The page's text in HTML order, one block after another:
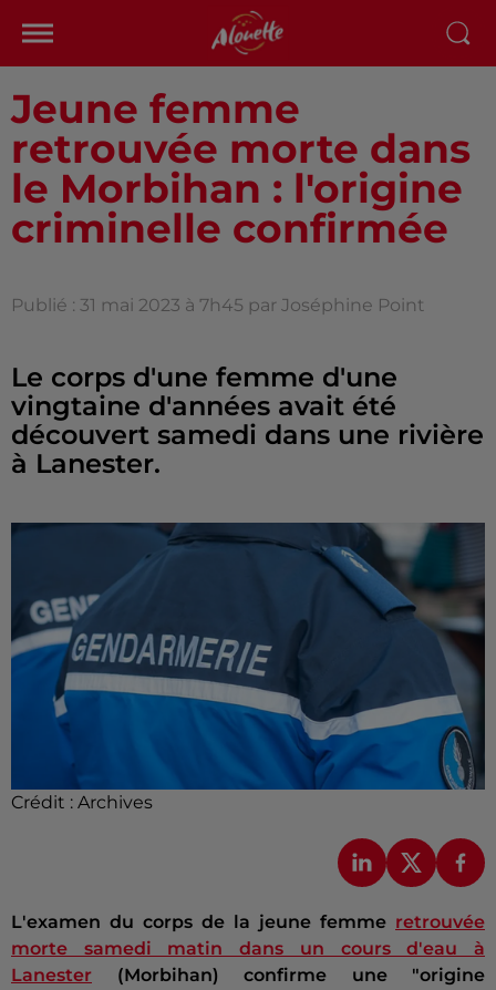
Jeune femme
retrouvée morte dans
le Morbihan : l'origine
criminelle confirmée
Publié : 31 mai 2023 à 7h45 par Joséphine Point
Le corps d'une femme d'une
vingtaine d'années avait été
découvert samedi dans une rivière
à Lanester.
Crédit : Archives
L'examen du corps de la jeune femme retrouvée
morte samedi matin dans un cours d'eau à
Lanester (Morbihan) confirme une "origine